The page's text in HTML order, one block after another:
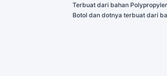
Terbuat dari bahan
Botol dan dotnya terbuat dari